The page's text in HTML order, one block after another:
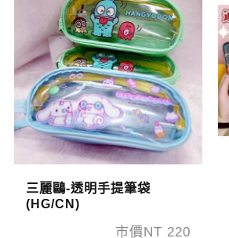
三麗鷗-透明手提筆袋
(HG/CN)
市價NT 220